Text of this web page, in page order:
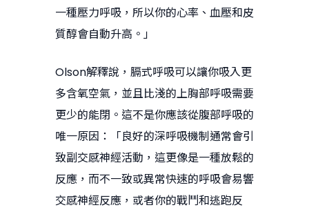
一種壓力呼吸，所以你的心率、血壓和皮
質醇會自動升高。」
Olson解釋說，膈式呼吸可以讓你吸入更
多含氧空氣，並且比淺的上胸部呼吸需要
更少的能閉。這不是你應該從腹部呼吸的
唯一原因：「良好的深呼吸機制通常會引
致副交感神經活動，這更像是一種放鬆的
反應，而不一致或異常快速的呼吸會易響
交感神經反應，或者你的戰鬥和逃跑反